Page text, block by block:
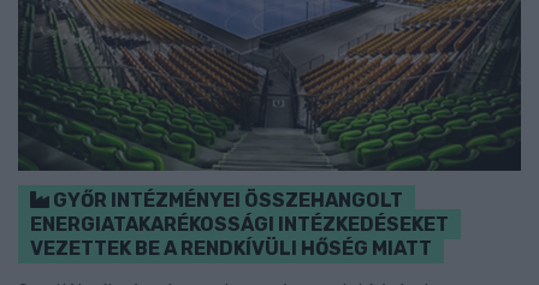
GYŐR INTÉZMÉNYEI ÖSSZEHANGOLT
ENERGIATAKARÉKOSSÁGI INTÉZKEDÉSEKET
VEZETTEK BE A RENDKÍVÜLI HŐSÉG MIATT